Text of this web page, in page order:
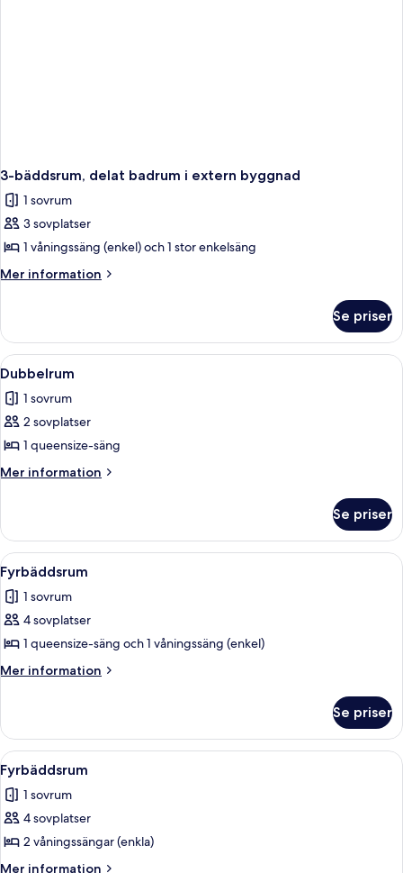
3-bäddsrum, delat badrum i extern byggnad
1 sovrum
3 sovplatser
1 våningssäng (enkel) och 1 stor enkelsäng
Mer information
Mer
bäddsrum,
delat
badrum
extern
byggnad
Se priser
Öppna
alla
foton
för
Dubbelrum
Ett sovrum med en säng, ett
1
Dubbelrum
1 sovrum
2 sovplatser
1 queensize-säng
Mer information
Mer
Se priser
Öppna
alla
foton
för
Fyrbäddsrum
Ett sovrum med en säng, en byrå, en
1
Fyrbäddsrum
1 sovrum
4 sovplatser
1 queensize-säng och 1 våningssäng (enkel)
Mer information
Mer
Se priser
Öppna
alla
foton
för
Fyrbäddsrum
Ett sovrum med en säng, en byrå, en
1
Fyrbäddsrum
1 sovrum
4 sovplatser
2 våningssängar (enkla)
Mer information
Mer